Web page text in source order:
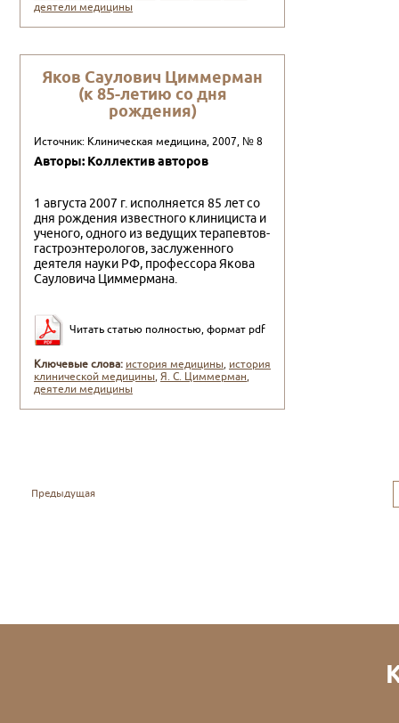
деятели медицины
Яков Саулович Циммерман
(к 85-летию со дня
рождения)
Источник: Клиническая медицина, 2007, № 8
Авторы: Коллектив авторов
1 августа 2007 г. исполняется 85 лет со
дня рождения известного клинициста и
ученого, одного из ведущих те­рапевтов-
гастроэнтерологов, заслуженного
деятеля нау­ки РФ, профессора Якова
Сауловича Циммермана.
Читать статью полностью, формат pdf
Ключевые слова: история медицины, история
клинической медицины,Я. С. Циммерман,
деятели медицины
Предыдущая